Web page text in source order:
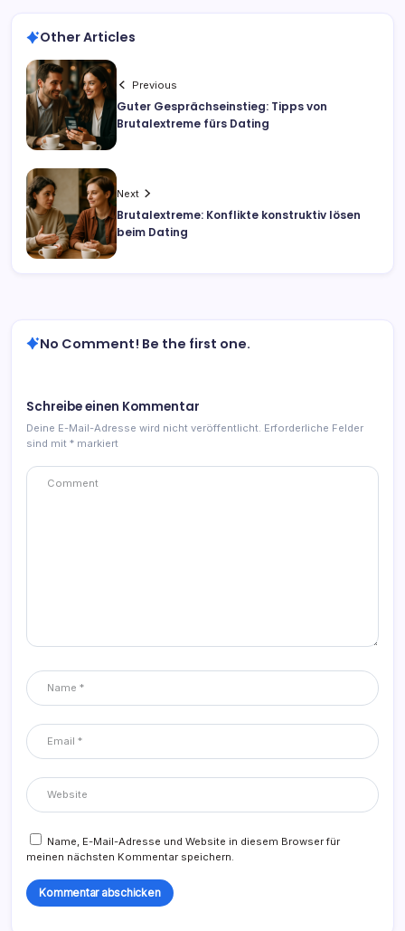
Other Articles
Previous
Guter Gesprächseinstieg: Tipps von
Brutalextreme fürs Dating
Next
Brutalextreme: Konflikte konstruktiv lösen
beim Dating
No Comment! Be the first one.
Schreibe einen Kommentar
Deine E-Mail-Adresse wird nicht veröffentlicht. Erforderliche Felder
sind mit * markiert
Name, E-Mail-Adresse und Website in diesem Browser für
meinen nächsten Kommentar speichern.